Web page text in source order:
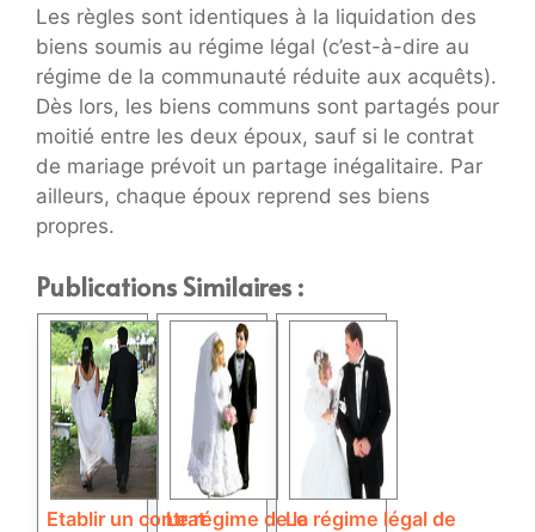
Les règles sont identiques à la liquidation des
biens soumis au régime légal (c’est-à-dire au
régime de la communauté réduite aux acquêts).
Dès lors, les biens communs sont partagés pour
moitié entre les deux époux, sauf si le contrat
de mariage prévoit un partage inégalitaire. Par
ailleurs, chaque époux reprend ses biens
propres.
Publications Similaires :
Etablir un contratLe régime de laLe régime légal de